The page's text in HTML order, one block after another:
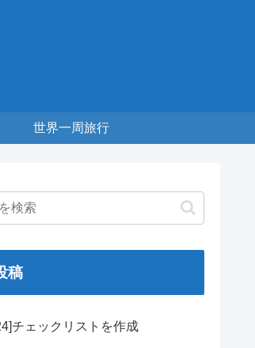
世界一周旅行
稿
チェックリストを作成